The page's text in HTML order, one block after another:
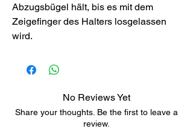
Abzugsbügel hält, bis es mit dem
Zeigefinger des Halters losgelassen
wird.
No Reviews Yet
Share your thoughts. Be the first to leave a
review.